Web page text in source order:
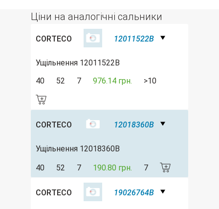
Ціни на аналогічні сальники
CORTECO 12011522B
Ущільнення 12011522B
40
52 7 976.14 грн. >10
CORTECO 12018360B
Ущільнення 12018360B
40 52 7 190.80 грн. 7
CORTECO 19026764B